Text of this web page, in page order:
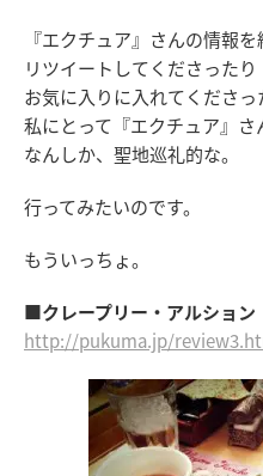
『エクチュア』さんの情報
リツイートしてくださったり
お気に入りに入れてくださ
私にとって『エクチュア』さ
なんしか、聖地巡礼的な。
行ってみたいのです。
もういっちょ。
■クレープリー・アルション
http://pukuma.jp/